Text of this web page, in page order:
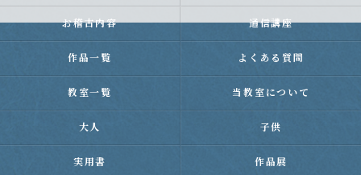
お稽古内容 通信講座
作品一覧 よくある質問
教室一覧 当教室について
大人 子供
実用書 作品展